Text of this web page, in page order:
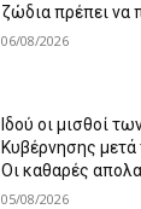
ζώδια πρέπει να
06/08/2026
Ιδού οι μισθοί
Κυβέρνησης
Οι καθαρές
05/08/2026